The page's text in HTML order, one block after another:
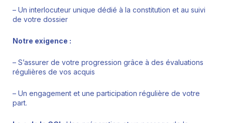
– Un interlocuteur unique dédié à la constitution et au suivi
de votre dossier
Notre exigence :
– S’assurer de votre progression grâce à des évaluations
régulières de vos acquis
– Un engagement et une participation régulière de votre
part.